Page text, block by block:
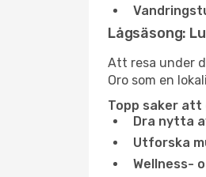
Lågsäsong:
Att resa under
Oro som en
Topp saker att
Dra nytta
Utforska
Wellness-